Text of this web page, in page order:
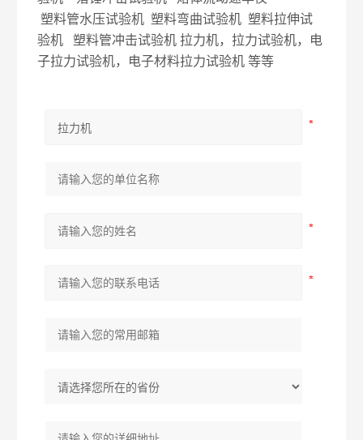
塑料管水压试验机 塑料弯曲试验机 塑料拉伸试
验机 塑料管冲击试验机 拉力机，拉力试验机，电
子拉力试验机，电子材料拉力试验机 等等